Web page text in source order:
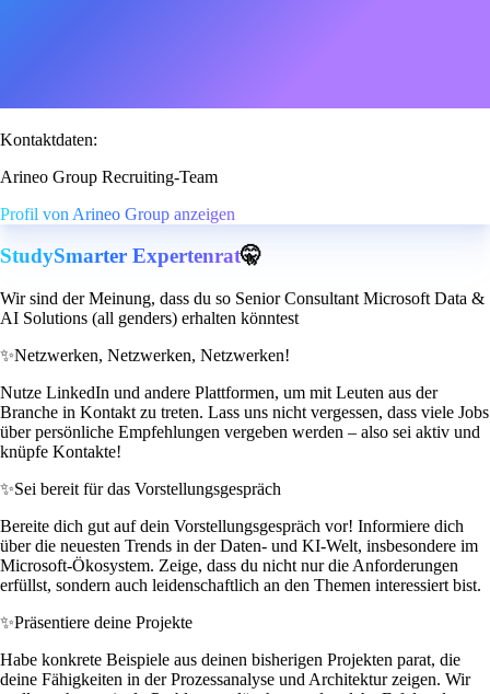
Kontaktdaten:
Arineo Group Recruiting-Team
Profil von Arineo Group anzeigen
StudySmarter Expertenrat🤫
Wir sind der Meinung, dass du so Senior Consultant Microsoft Data &
AI Solutions (all genders) erhalten könntest
✨Netzwerken, Netzwerken, Netzwerken!
Nutze LinkedIn und andere Plattformen, um mit Leuten aus der
Branche in Kontakt zu treten. Lass uns nicht vergessen, dass viele Jobs
über persönliche Empfehlungen vergeben werden – also sei aktiv und
knüpfe Kontakte!
✨Sei bereit für das Vorstellungsgespräch
Bereite dich gut auf dein Vorstellungsgespräch vor! Informiere dich
über die neuesten Trends in der Daten- und KI-Welt, insbesondere im
Microsoft-Ökosystem. Zeige, dass du nicht nur die Anforderungen
erfüllst, sondern auch leidenschaftlich an den Themen interessiert bist.
✨Präsentiere deine Projekte
Habe konkrete Beispiele aus deinen bisherigen Projekten parat, die
deine Fähigkeiten in der Prozessanalyse und Architektur zeigen. Wir